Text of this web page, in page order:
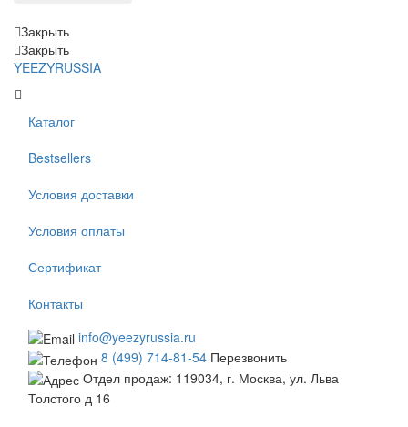
Закрыть
Закрыть
YEEZYRUSSIA
Каталог
Bestsellers
Условия доставки
Условия оплаты
Сертификат
Контакты
info@yeezyrussia.ru
8 (499) 714-81-54 Перезвонить
Отдел продаж: 119034, г. Москва, ул. Льва
Толстого д 16